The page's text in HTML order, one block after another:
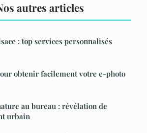
autres articles
: top services personnalisés
obtenir facilement votre e-photo
au bureau : révélation de
urbain